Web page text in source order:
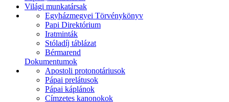
Világi munkatársak
Egyházmegyei Törvénykönyv
Papi Direktórium
Iratminták
Stóladíj táblázat
Bérmarend
Dokumentumok
Apostoli protonotáriusok
Pápai prelátusok
Pápai káplánok
Címzetes kanonokok